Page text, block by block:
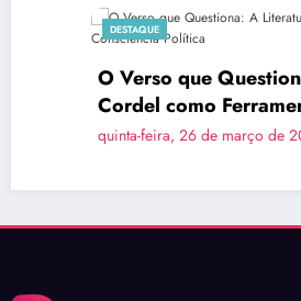
DESTAQUE
O Verso que Questiona: A
Cordel como Ferramenta
Política
quinta-feira, 26 de março de 2026